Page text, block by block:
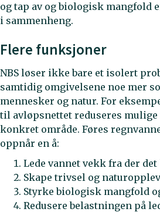
og tap av og biologisk mangfold
i sammenheng.
Flere funksjoner
NBS løser ikke bare et isolert
samtidig omgivelsene noe mer
mennesker og natur. For
til avløpsnettet reduseres
konkret område. Føres
oppnår en å:
Lede vannet vekk fra der
Skape trivsel og
Styrke biologisk mangfold
Redusere belastningen på